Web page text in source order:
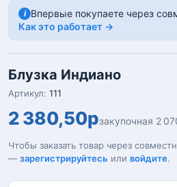
i Впервые покупаете через
Как это работает →
Блузка Индиано
Артикул: 111
2 380,50рзакупочная 2
Чтобы заказать товар через
— зарегистрируйтесь или войдите.